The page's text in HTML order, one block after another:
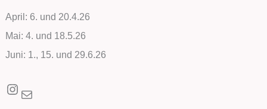
April: 6. und 20.4.26
Mai: 4. und 18.5.26
Juni: 1., 15. und 29.6.26
Instagram E-Mail